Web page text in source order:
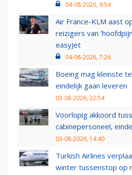
04-08-2026, 9:54
Air France-KLM aast
reizigers van
easyJet
04-08-2026, 7:26
Boeing mag kleinste
eindelijk gaan leveren
03-08-2026, 22:54
Voorlopig akkoord
cabinepersoneel,
03-08-2026, 14:40
Turkish Airlines
winter tussenstop op